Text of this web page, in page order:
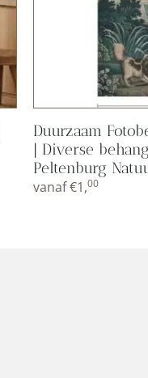
Duurzaam
| Diverse
Peltenburg
vanaf€1,00